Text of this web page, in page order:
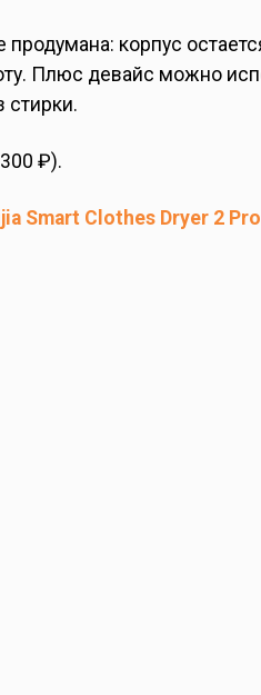
продумана: корпус
Плюс девайс можно
стирки.
₽).
Smart Clothes Dryer 2